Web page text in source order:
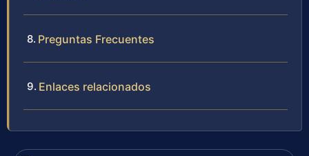
Preguntas Frecuentes
Enlaces relacionados